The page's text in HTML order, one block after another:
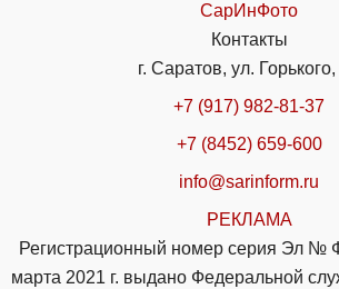
СарИнФото
Контакты
г. Саратов, ул.
+7 (917) 982-81-37
+7 (8452) 659-600
info@sarinform.ru
РЕКЛАМА
Регистрационный номер серия Эл №
марта 2021 г. выдано Федеральной